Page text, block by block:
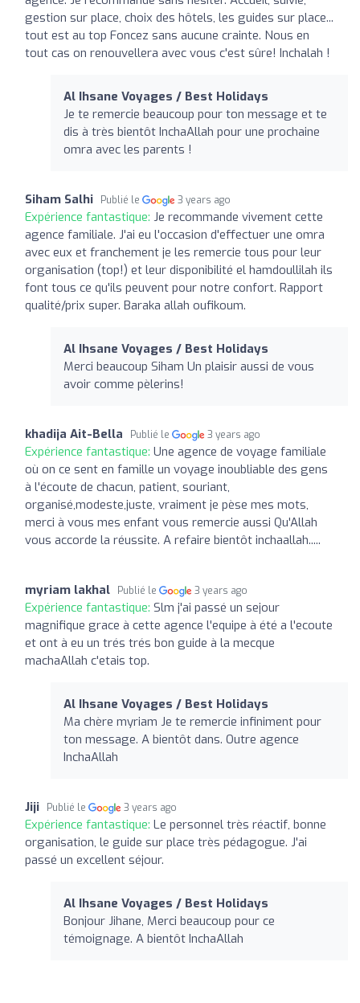
gestion sur place, choix des hôtels, les guides sur place...
tout est au top Foncez sans aucune crainte. Nous en
tout cas on renouvellera avec vous c'est sûre! Inchalah !
Al Ihsane Voyages / Best Holidays
Je te remercie beaucoup pour ton message et te
dis à très bientôt InchaAllah pour une prochaine
omra avec les parents !
Siham Salhi Publié le 3 years ago
Expérience fantastique: Je recommande vivement cette
agence familiale. J'ai eu l'occasion d'effectuer une omra
avec eux et franchement je les remercie tous pour leur
organisation (top!) et leur disponibilité el hamdoullilah ils
font tous ce qu'ils peuvent pour notre confort. Rapport
qualité/prix super. Baraka allah oufikoum.
Al Ihsane Voyages / Best Holidays
Merci beaucoup Siham Un plaisir aussi de vous
avoir comme pèlerins!
khadija Ait-Bella Publié le 3 years ago
Expérience fantastique: Une agence de voyage familiale
où on ce sent en famille un voyage inoubliable des gens
à l'écoute de chacun, patient, souriant,
organisé,modeste,juste, vraiment je pèse mes mots,
merci à vous mes enfant vous remercie aussi Qu'Allah
vous accorde la réussite. A refaire bientôt inchaallah.....
myriam lakhal Publié le 3 years ago
Expérience fantastique: Slm j'ai passé un sejour
magnifique grace à cette agence l'equipe à été a l'ecoute
et ont à eu un trés trés bon guide à la mecque
machaAllah c'etais top.
Al Ihsane Voyages / Best Holidays
Ma chère myriam Je te remercie infiniment pour
ton message. A bientôt dans. Outre agence
InchaAllah
Jiji Publié le 3 years ago
Expérience fantastique: Le personnel très réactif, bonne
organisation, le guide sur place très pédagogue. J'ai
passé un excellent séjour.
Al Ihsane Voyages / Best Holidays
Bonjour Jihane, Merci beaucoup pour ce
témoignage. A bientôt InchaAllah